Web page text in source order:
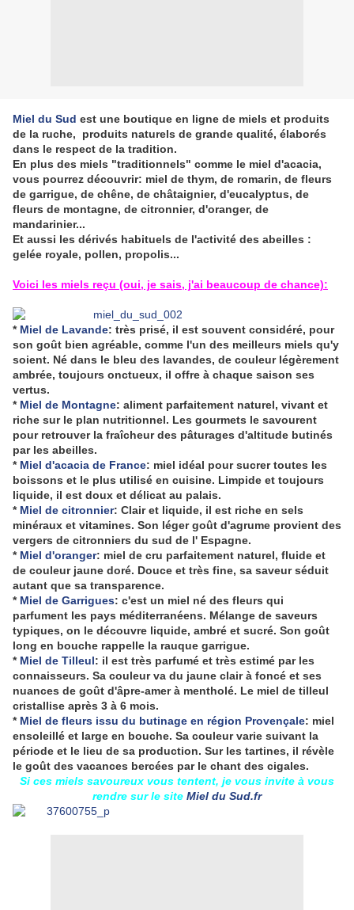
Miel du Sud est une boutique en ligne de miels et produits
de la ruche, produits naturels de grande qualité, élaborés
dans le respect de la tradition.
En plus des miels "traditionnels" comme le miel d'acacia,
vous pourrez découvrir: miel de thym, de romarin, de fleurs
de garrigue, de chêne, de châtaignier, d'eucalyptus, de
fleurs de montagne, de citronnier, d'oranger, de
mandarinier...
Et aussi les dérivés habituels de l'activité des abeilles :
gelée royale, pollen, propolis...
Voici les miels reçu (oui, je sais, j'ai beaucoup de chance):
* Miel de Lavande: très prisé, il est souvent considéré, pour
son goût bien agréable, comme l'un des meilleurs miels qu'y
soient. Né dans le bleu des lavandes, de couleur légèrement
ambrée, toujours onctueux, il offre à chaque saison ses
vertus.
* Miel de Montagne: aliment parfaitement naturel, vivant et
riche sur le plan nutritionnel. Les gourmets le savourent
pour retrouver la fraîcheur des pâturages d'altitude butinés
par les abeilles.
* Miel d'acacia de France: miel idéal pour sucrer toutes les
boissons et le plus utilisé en cuisine. Limpide et toujours
liquide, il est doux et délicat au palais.
* Miel de citronnier: Clair et liquide, il est riche en sels
minéraux et vitamines. Son léger goût d'agrume provient des
vergers de citronniers du sud de l' Espagne.
* Miel d'oranger: miel de cru parfaitement naturel, fluide et
de couleur jaune doré. Douce et très fine, sa saveur séduit
autant que sa transparence.
* Miel de Garrigues: c'est un miel né des fleurs qui
parfument les pays méditerranéens. Mélange de saveurs
typiques, on le découvre liquide, ambré et sucré. Son goût
long en bouche rappelle la rauque garrigue.
* Miel de Tilleul: il est très parfumé et très estimé par les
connaisseurs. Sa couleur va du jaune clair à foncé et ses
nuances de goût d'âpre-amer à mentholé. Le miel de tilleul
cristallise après 3 à 6 mois.
* Miel de fleurs issu du butinage en région Provençale: miel
ensoleillé et large en bouche. Sa couleur varie suivant la
période et le lieu de sa production. Sur les tartines, il révèle
le goût des vacances bercées par le chant des cigales.
Si ces miels savoureux vous tentent, je vous invite à vous
rendre sur le site Miel du Sud.fr